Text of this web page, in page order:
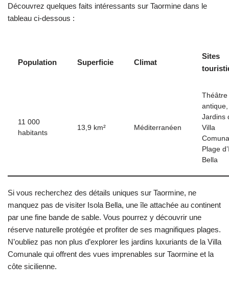
Découvrez quelques faits intéressants sur Taormine dans le
tableau ci-dessous :
Population Superficie Climat
Sites
11 000
habitants
13,9 km² Méditerranéen
Théâtre
antique,
Jardins
Villa
Plage
Bella
Si vous recherchez des détails uniques sur Taormine, ne
manquez pas de visiter Isola Bella, une île attachée au continent
par une fine bande de sable. Vous pourrez y découvrir une
réserve naturelle protégée et profiter de ses magnifiques plages.
N’oubliez pas non plus d’explorer les jardins luxuriants de la Villa
Comunale qui offrent des vues imprenables sur Taormine et la
côte sicilienne.